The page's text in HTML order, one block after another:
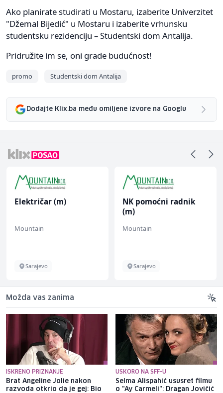
Ako planirate studirati u Mostaru, izaberite Univerzitet
"Džemal Bijedić" u Mostaru i izaberite vrhunsku
studentsku rezidenciju – Studentski dom Antalija.
Pridružite im se, oni grade budućnost!
promo Studentski dom Antalija
Dodajte Klix.ba među omiljene izvore na Googlu
Električar (m)
Mountain
Sarajevo
NK pomoćni radnik
(m)
Mountain
Sarajevo
Možda vas zanima
ISKRENO PRIZNANJE
Brat Angeline Jolie nakon
razvoda otkrio da je gej: Bio
USKORO NA SFF-U
Selma Alispahić ususret filmu
o "Ay Carmeli": Dragan Jovičić